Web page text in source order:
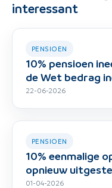
interessant
PENSIOEN
10% pensioen
de Wet bedrag
22-06-2026
PENSIOEN
10% eenmalige
opnieuw
01-04-2026